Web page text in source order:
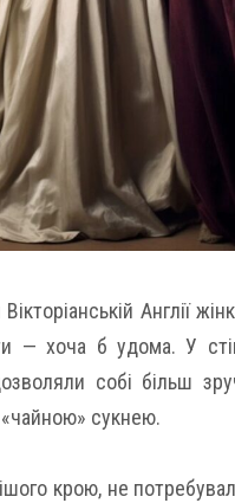
Англії
— хоча б удома. У
собі більш
сукнею.
крою, не